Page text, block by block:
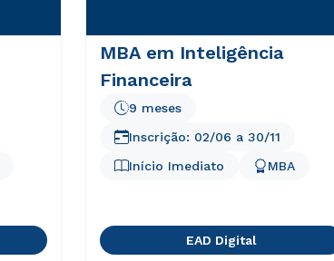
MBA em Inteligência
Financeira
Início Imediato
9 meses
MBA
Inscrição: 02/06 a 30/11
EAD Digital